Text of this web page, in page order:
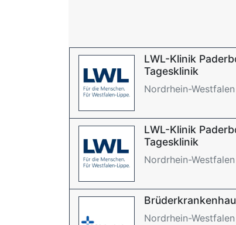
LWL-Klinik
Tagesklinik
Nordrhein-Westfalen
LWL-Klinik
Tagesklinik
Nordrhein-Westfalen
Nordrhein-Westfalen